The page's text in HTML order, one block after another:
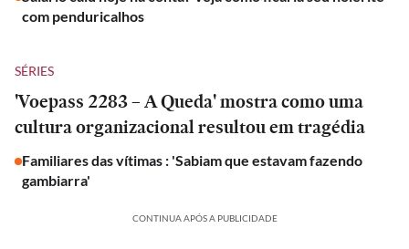
com penduricalhos
SÉRIES
'Voepass 2283 – A Queda' mostra como uma
cultura organizacional resultou em tragédia
Familiares das vítimas : 'Sabiam que estavam fazendo
gambiarra'
CONTINUA APÓS A PUBLICIDADE